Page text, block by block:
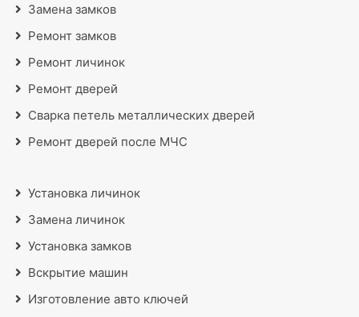
Замена замков
Ремонт замков
Ремонт личинок
Ремонт дверей
Сварка петель металлических дверей
Ремонт дверей после МЧС
Установка личинок
Замена личинок
Установка замков
Вскрытие машин
Изготовление авто ключей